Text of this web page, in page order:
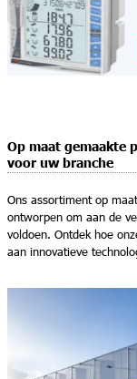
Op maat gemaakte
voor uw branche
Ons assortiment op
ontworpen om aan de
voldoen. Ontdek hoe
aan innovatieve